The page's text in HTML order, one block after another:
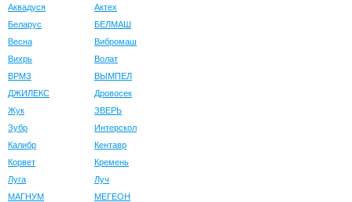
Аквадуся
Актех
Беларус
БЕЛМАШ
Весна
Вибромаш
Вихрь
Волат
ВРМЗ
ВЫМПЕЛ
ДЖИЛЕКС
Дровосек
Жук
ЗВЕРЬ
Зубр
Интерскол
Калибр
Кентавр
Корвет
Кремень
Луга
Луч
МАГНУМ
МЕГЕОН